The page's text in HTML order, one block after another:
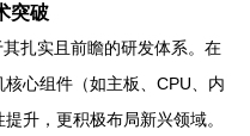
突破
扎实且前瞻的研发体系。在
心组件（如主板、CPU、内
升，更积极布局新兴领域。